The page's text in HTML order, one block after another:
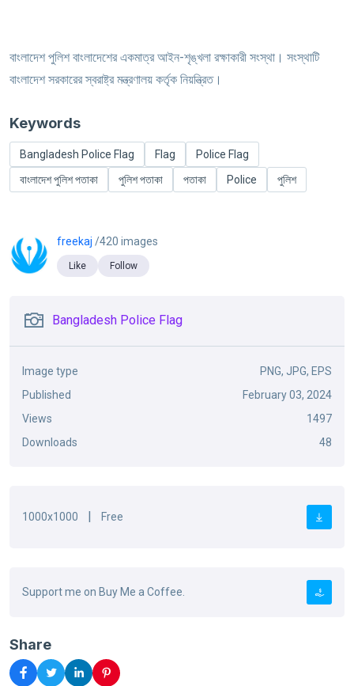
বাংলাদেশ পুলিশ বাংলাদেশের একমাত্র আইন-শৃঙ্খলা রক্ষাকারী সংস্থা। সংস্থাটি
বাংলাদেশ সরকারের স্বরাষ্ট্র মন্ত্রণালয় কর্তৃক নিয়ন্ত্রিত।
Keywords
Bangladesh Police Flag Flag
Police Flag
বাংলাদেশ পুলিশ পতাকা
পুলিশ পতাকা পতাকা Police পুলিশ
freekaj /420 images
Like Follow
Bangladesh Police Flag
Image type
PNG, JPG, EPS
Published
February 03, 2024
Views
1497
Downloads
48
1000x1000 Free
Support me on Buy Me a Coffee.
Share